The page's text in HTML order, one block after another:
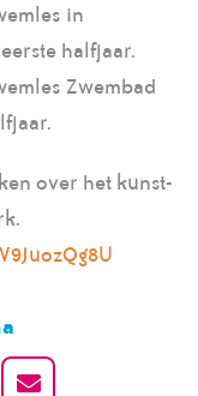
in
halfjaar.
Zwembad
over het kunst-